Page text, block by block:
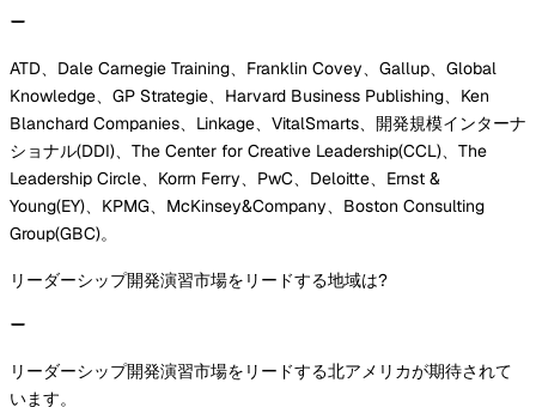
ATD、Dale Carnegie Training、Franklin Covey、Gallup、Global
Knowledge、GP Strategie、Harvard Business Publishing、Ken
Blanchard Companies、Linkage、VitalSmarts、開発規模インターナ
ショナル(DDI)、The Center for Creative Leadership(CCL)、The
Leadership Circle、Korrn Ferry、PwC、Deloitte、Ernst &
Young(EY)、KPMG、McKinsey&Company、Boston Consulting
Group(GBC)。
リーダーシップ開発演習市場をリードする地域は?
リーダーシップ開発演習市場をリードする北アメリカが期待されて
います。